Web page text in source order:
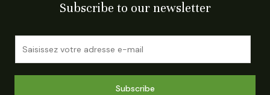
Subscribe to our newsletter
Subscribe